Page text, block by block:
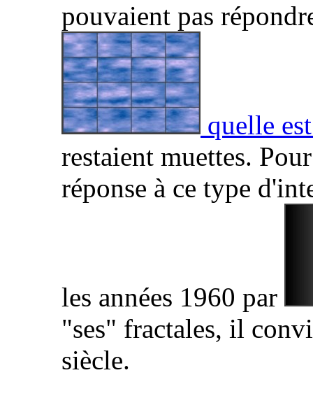
pouvaient pas
quelle
restaient muettes.
réponse à ce type
les années 1960 par
"ses" fractales, il
siècle.